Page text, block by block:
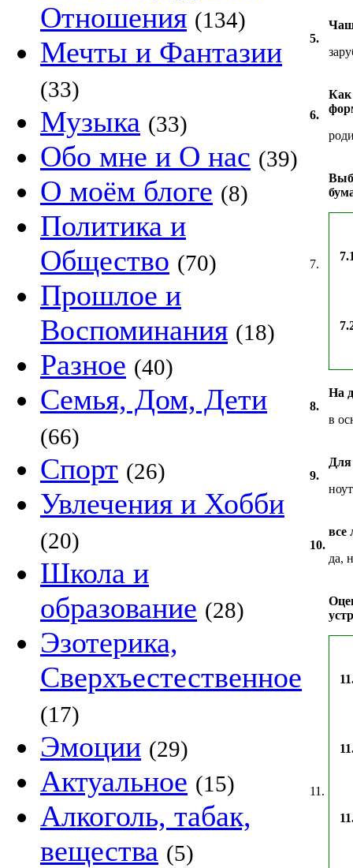
Отношения (134)
Мечты и Фантазии
(33)
Музыка (33)
Обо мне и О нас (39)
О моём блоге (8)
Политика и
Общество (70)
Прошлое и
Воспоминания (18)
Разное (40)
Семья, Дом, Дети
(66)
Спорт (26)
Увлечения и Хобби
(20)
Школа и
образование (28)
Эзотерика,
Сверхъестественное
(17)
Эмоции (29)
Актуальное (15)
Алкоголь, табак,
вещества (5)
5.
6.
Как
7.
8.
На
в
9.
Для
10.
все
да,
11.